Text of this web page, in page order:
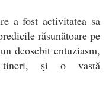
a fost activitatea sa
răsunătoare pe
deosebit entuziasm,
tineri, şi o vastă